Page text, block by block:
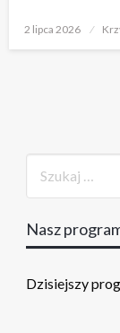
Opublikowane
2 lipca 2026
Nasz
Dzisiejszy